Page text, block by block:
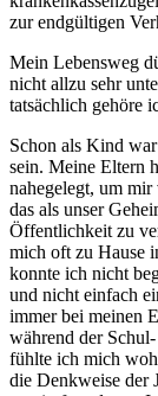
zur endgültigen
Mein Lebensweg
nicht allzu sehr
tatsächlich gehöre
Schon als Kind
sein. Meine Eltern
nahegelegt, um
das als unser
Öffentlichkeit zu
mich oft zu Hause
konnte ich nicht
und nicht einfach
immer bei meinen
während der
fühlte ich mich
die Denkweise der